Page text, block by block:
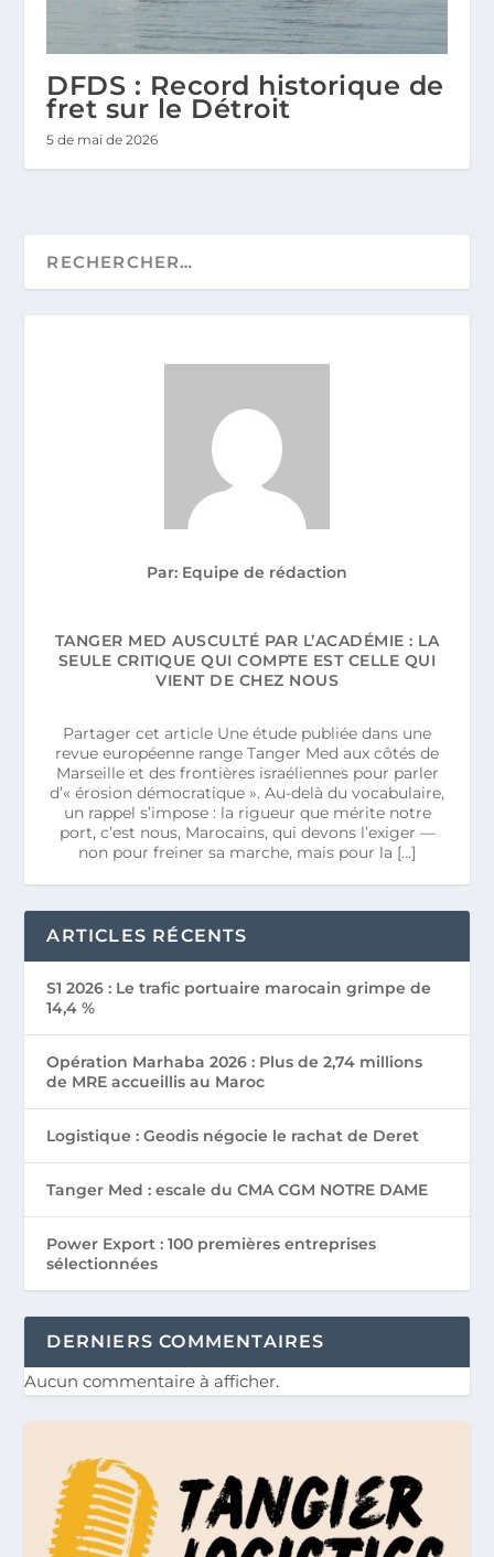
DFDS : Record historique de
fret sur le Détroit
5 de mai de 2026
Par: Equipe de rédaction
TANGER MED AUSCULTÉ PAR L’ACADÉMIE : LA
SEULE CRITIQUE QUI COMPTE EST CELLE QUI
VIENT DE CHEZ NOUS
Partager cet article Une étude publiée dans une
revue européenne range Tanger Med aux côtés de
Marseille et des frontières israéliennes pour parler
d’« érosion démocratique ». Au-delà du vocabulaire,
un rappel s’impose : la rigueur que mérite notre
port, c’est nous, Marocains, qui devons l’exiger —
non pour freiner sa marche, mais pour la […]
ARTICLES RÉCENTS
S1 2026 : Le trafic portuaire marocain grimpe de
14,4 %
Opération Marhaba 2026 : Plus de 2,74 millions
de MRE accueillis au Maroc
Logistique : Geodis négocie le rachat de Deret
Tanger Med : escale du CMA CGM NOTRE DAME
Power Export : 100 premières entreprises
sélectionnées
DERNIERS COMMENTAIRES
Aucun commentaire à afficher.